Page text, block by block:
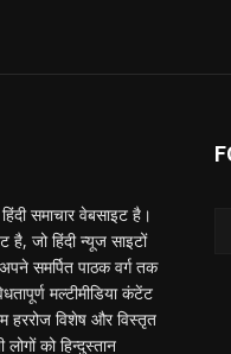
समाचार वेबसाइट है।
है, जो हिंदी न्यूज साइटों
समर्पित पाठक वर्ग तक
मल्टीमीडिया कंटेंट
हररोज विशेष और विस्तृत
को हिन्दुस्तान